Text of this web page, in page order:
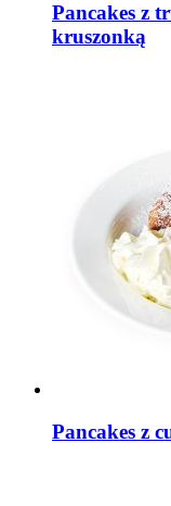
Pancakes z
kruszonką
Pancakes z